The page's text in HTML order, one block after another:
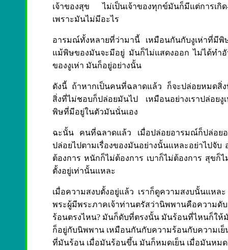
เจ้าของสุข ไม่เป็นเจ้าของทุกข์มันก็มีแต่การเ
เพราะมันไม่มีอะไร
อารมณ์ทั้งหลายที่ว่ามานี้ เหมือนกันกับงูเห่าที่มี
แม้พิษของมันจะมีอยู่ มันก็ไม่แสดงออก ไม่ได้ทำอัน
ของงูเห่า มันก็อยู่อย่างนั้น
ดังนี้ ถ้าหากเป็นคนที่ฉลาดแล้ว ก็จะปล่อยหมดสิ่
สิ่งที่ไม่ชอบก็ปล่อยมันไป เหมือนอย่างเราปล่อย
พิษที่มีอยู่ในตัวมันนั่นเอง
ฉะนั้น คนที่ฉลาดแล้ว เมื่อปล่อยอารมณ์ก็ปล่อย
ปล่อยไปตามเรื่องของมันอย่างนั้นแหละอย่าไปจับ
ต้องการ หนักก็ไม่ต้องการ เบาก็ไม่ต้องการ สุข
ตั้งอยู่เท่านั้นแหละ
เมื่อความสงบตั้งอยู่แล้ว เราก็ดูความสงบนั้นแหล
พระผู้มีพระภาคเจ้าท่านตรัสว่านิพพานคือควา
ร้อนตรงไหน? มันก็ดับที่ตรงนั้น มันร้อนที่ไหนก็ให้
ก็อยู่กับนิพพาน เหมือนกันกับความร้อนกับความเ
ที่มันร้อน เมื่อมันร้อนขึ้น มันก็หมดเย็น เมื่อมันหม